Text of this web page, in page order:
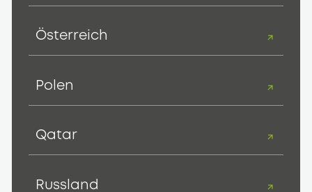
Österreich
Polen
Qatar
Russland